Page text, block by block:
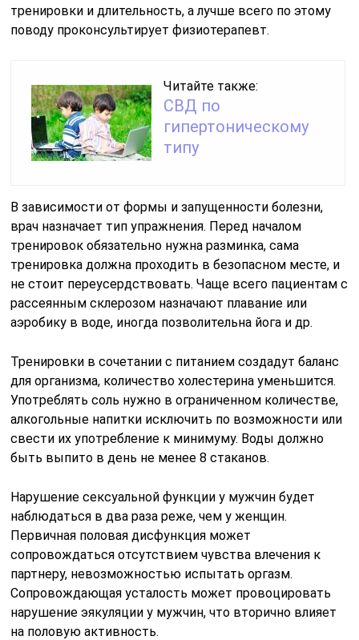
тренировки и длительность, а лучше всего по этому
поводу проконсультирует физиотерапевт.
Читайте также:
СВД по
гипертоническому
типу
В зависимости от формы и запущенности болезни,
врач назначает тип упражнения. Перед началом
тренировок обязательно нужна разминка, сама
тренировка должна проходить в безопасном месте, и
не стоит переусердствовать. Чаще всего пациентам с
рассеянным склерозом назначают плавание или
аэробику в воде, иногда позволительна йога и др.
Тренировки в сочетании с питанием создадут баланс
для организма, количество холестерина уменьшится.
Употреблять соль нужно в ограниченном количестве,
алкогольные напитки исключить по возможности или
свести их употребление к минимуму. Воды должно
быть выпито в день не менее 8 стаканов.
Нарушение сексуальной функции у мужчин будет
наблюдаться в два раза реже, чем у женщин.
Первичная половая дисфункция может
сопровождаться отсутствием чувства влечения к
партнеру, невозможностью испытать оргазм.
Сопровождающая усталость может провоцировать
нарушение эякуляции у мужчин, что вторично влияет
на половую активность.